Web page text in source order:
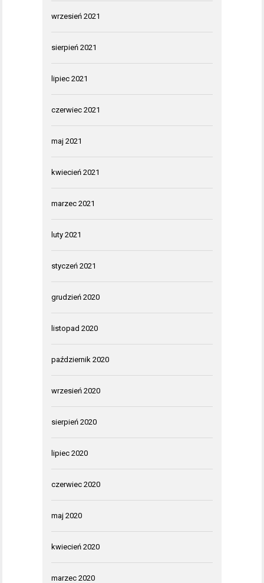
wrzesień 2021
sierpień 2021
lipiec 2021
czerwiec 2021
maj 2021
kwiecień 2021
marzec 2021
luty 2021
styczeń 2021
grudzień 2020
listopad 2020
październik 2020
wrzesień 2020
sierpień 2020
lipiec 2020
czerwiec 2020
maj 2020
kwiecień 2020
marzec 2020